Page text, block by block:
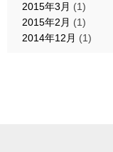
2015年3月 (1)
2015年2月 (1)
2014年12月 (1)